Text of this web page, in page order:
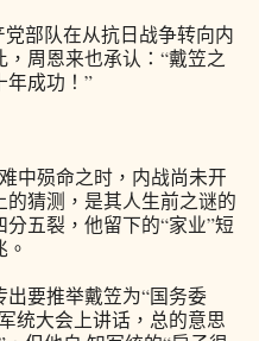
部队在从抗日战争转向内
周恩来也承认：“戴笠之
年成功！”
殒命之时，内战尚未开
猜测，是其人生前之谜的
五裂，他留下的“家业”短
要推举戴笠为“国务委
统大会上讲话，总的意思